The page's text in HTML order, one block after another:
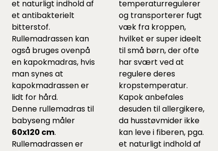
et naturligt indhold af
et antibakterielt
bitterstof.
Rullemadrassen kan
også bruges ovenpå
en kapokmadras, hvis
man synes at
kapokmadrassen er
lidt for hård.
Denne rullemadras til
babyseng måler
60x120 cm.
Rullemadrassen er
temperaturregulerer
og transporterer fugt
væk fra kroppen,
hvilket er super ideelt
til små børn, der ofte
har svært ved at
regulere deres
kropstemperatur.
Kapok anbefales
desuden til allergikere,
da husstøvmider ikke
kan leve i fiberen, pga.
et naturligt indhold af